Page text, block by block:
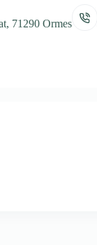
71290 Ormes